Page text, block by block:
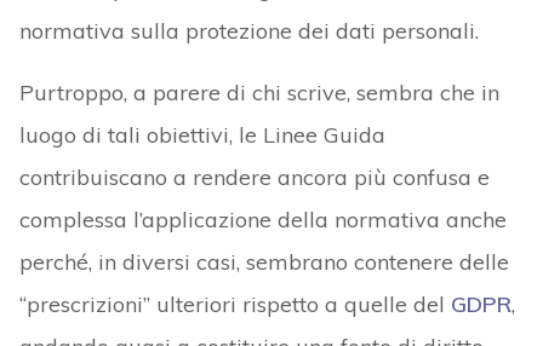
normativa sulla protezione dei dati personali.
Purtroppo, a parere di chi scrive, sembra che in
luogo di tali obiettivi, le Linee Guida
contribuiscano a rendere ancora più confusa e
complessa l’applicazione della normativa anche
perché, in diversi casi, sembrano contenere delle
“prescrizioni” ulteriori rispetto a quelle del GDPR,